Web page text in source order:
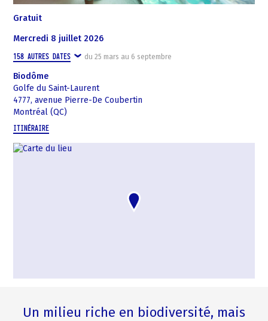
Gratuit
mercredi 8 juillet 2026
158 AUTRES DATES du 25 mars au 6 septembre
Biodôme
Golfe du Saint-Laurent
4777, avenue Pierre-De Coubertin
Montréal (QC)
ITINÉRAIRE
Un milieu riche en biodiversité, mais